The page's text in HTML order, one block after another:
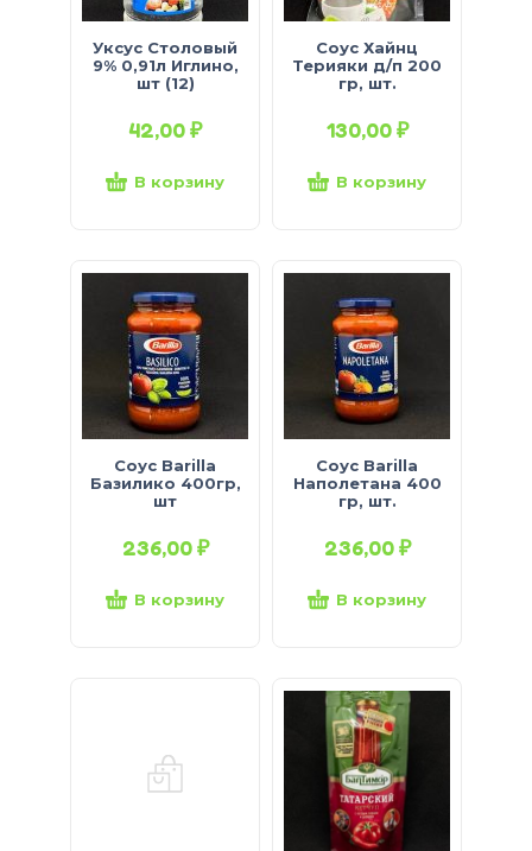
Уксус Столовый
9% 0,91л Иглино,
шт (12)
42,00₽
В корзину
Соус Хайнц
Терияки д/п 200
гр, шт.
130,00₽
В корзину
Соус Barilla
Базилико 400гр,
шт
236,00₽
В корзину
Соус Barilla
Наполетана 400
гр, шт.
236,00₽
В корзину